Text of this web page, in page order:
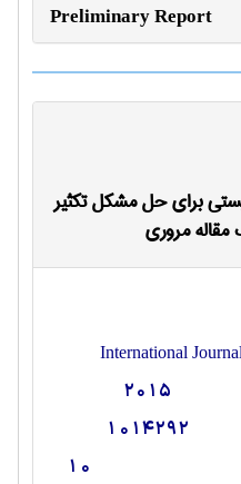
Preliminary Report
برای حل مشکل تکثیر
مروری
International
2015
1014292
10